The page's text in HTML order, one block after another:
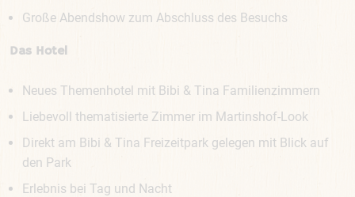
Große Abendshow zum Abschluss des Besuchs
Das Hotel
Neues Themenhotel mit Bibi & Tina Familienzimmern
Liebevoll thematisierte Zimmer im Martinshof-Look
Direkt am Bibi & Tina Freizeitpark gelegen mit Blick auf
den Park
Erlebnis bei Tag und Nacht